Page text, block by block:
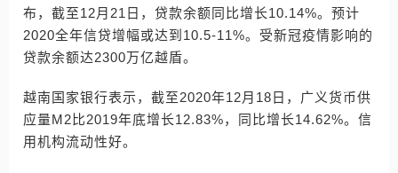
布，截至12月21日，贷款余额同比增长10.14%。预计
2020全年信贷增幅或达到10.5-11%。受新冠疫情影响的
贷款余额达2300万亿越盾。
越南国家银行表示，截至2020年12月18日，广义货币供
应量M2比2019年底增长12.83%，同比增长14.62%。信
用机构流动性好。